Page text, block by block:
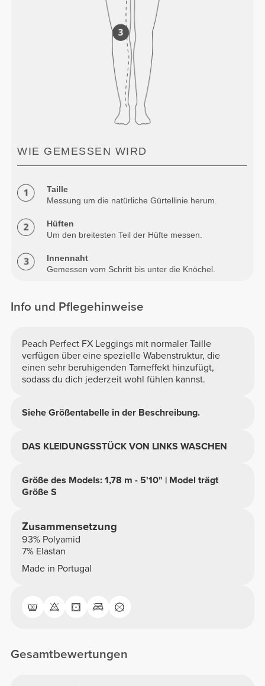
WIE GEMESSEN WIRD
Taille
Messung um die natürliche Gürtellinie herum.
Hüften
Um den breitesten Teil der Hüfte messen.
Innennaht
Gemessen vom Schritt bis unter die Knöchel.
Info und Pflegehinweise
Peach Perfect FX Leggings mit normaler Taille
verfügen über eine spezielle Wabenstruktur, die
einen sehr beruhigenden Tarneffekt hinzufügt,
sodass du dich jederzeit wohl fühlen kannst.
Siehe Größentabelle in der Beschreibung.
DAS KLEIDUNGSSTÜCK VON LINKS WASCHEN
Größe des Models: 1,78 m - 5'10" | Model trägt
Größe S
Zusammensetzung
93% Polyamid
7% Elastan
Made in Portugal
Gesamtbewertungen